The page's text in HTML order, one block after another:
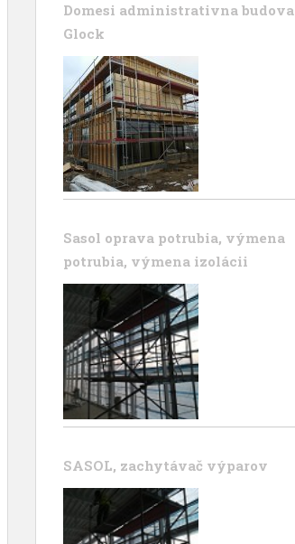
Domesi administrativna budova
Glock
Sasol oprava potrubia, výmena
potrubia, výmena izolácii
SASOL, zachytávač výparov